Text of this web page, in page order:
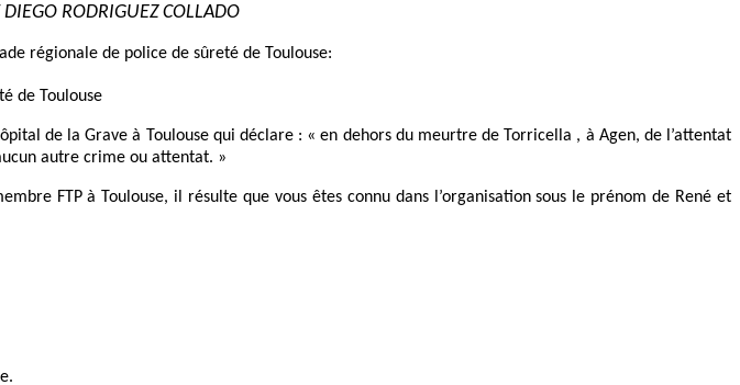
RODRIGUEZ COLLADO
régionale de police de sûreté de Toulouse:
de Toulouse
de la Grave à Toulouse qui déclare : « en dehors du meurtre de Torricella , à Agen, de l’attentat
autre crime ou attentat. »
FTP à Toulouse, il résulte que vous êtes connu dans l’organisation sous le prénom de René et